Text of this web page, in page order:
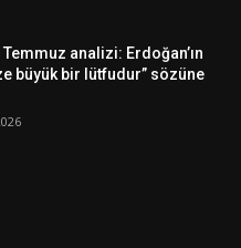
Temmuz analizi: Erdoğan’ın
büyük bir lütfudur” sözüne